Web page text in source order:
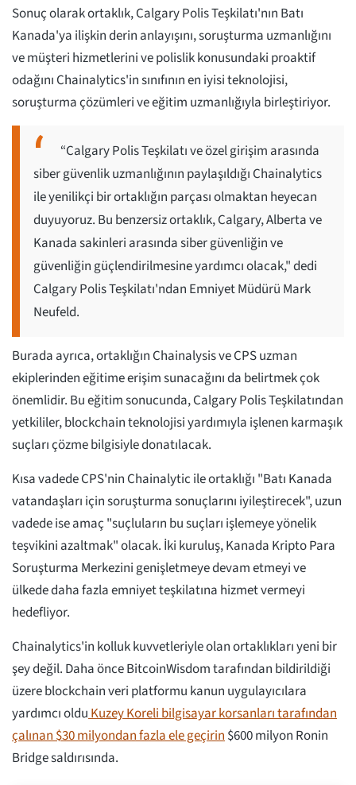
Sonuç olarak ortaklık, Calgary Polis Teşkilatı'nın Batı
Kanada'ya ilişkin derin anlayışını, soruşturma uzmanlığını
ve müşteri hizmetlerini ve polislik konusundaki proaktif
odağını Chainalytics'in sınıfının en iyisi teknolojisi,
soruşturma çözümleri ve eğitim uzmanlığıyla birleştiriyor.
“Calgary Polis Teşkilatı ve özel girişim arasında
siber güvenlik uzmanlığının paylaşıldığı Chainalytics
ile yenilikçi bir ortaklığın parçası olmaktan heyecan
duyuyoruz. Bu benzersiz ortaklık, Calgary, Alberta ve
Kanada sakinleri arasında siber güvenliğin ve
güvenliğin güçlendirilmesine yardımcı olacak," dedi
Calgary Polis Teşkilatı'ndan Emniyet Müdürü Mark
Neufeld.
Burada ayrıca, ortaklığın Chainalysis ve CPS uzman
ekiplerinden eğitime erişim sunacağını da belirtmek çok
önemlidir. Bu eğitim sonucunda, Calgary Polis Teşkilatından
yetkililer, blockchain teknolojisi yardımıyla işlenen karmaşık
suçları çözme bilgisiyle donatılacak.
Kısa vadede CPS'nin Chainalytic ile ortaklığı "Batı Kanada
vatandaşları için soruşturma sonuçlarını iyileştirecek", uzun
vadede ise amaç "suçluların bu suçları işlemeye yönelik
teşvikini azaltmak" olacak. İki kuruluş, Kanada Kripto Para
Soruşturma Merkezini genişletmeye devam etmeyi ve
ülkede daha fazla emniyet teşkilatına hizmet vermeyi
hedefliyor.
Chainalytics'in kolluk kuvvetleriyle olan ortaklıkları yeni bir
şey değil. Daha önce BitcoinWisdom tarafından bildirildiği
üzere blockchain veri platformu kanun uygulayıcılara
yardımcı olduKuzey Koreli bilgisayar korsanları tarafından
çalınan $30 milyondan fazla ele geçirin$600 milyon Ronin
Bridge saldırısında.